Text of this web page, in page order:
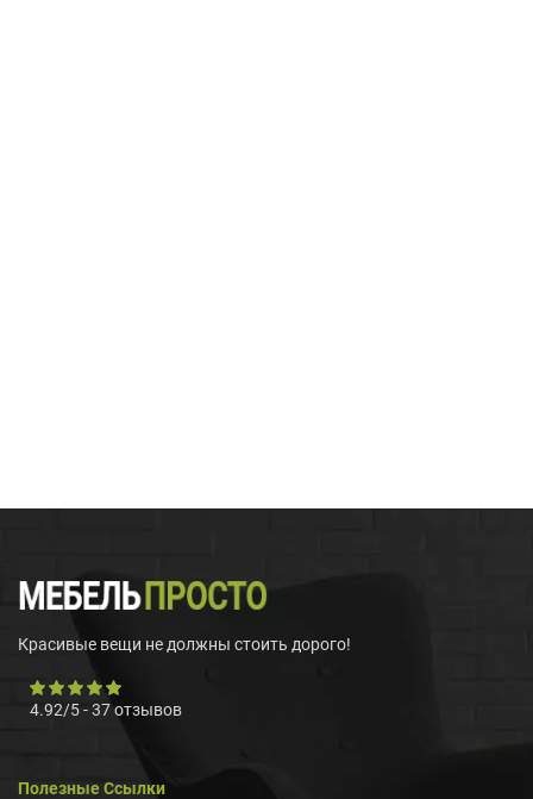
Красивые вещи не должны стоить дорого!
4.92/5-37отзывов
Полезные Ссылки